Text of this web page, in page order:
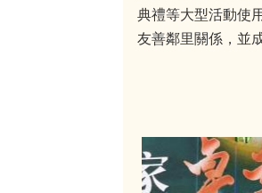
典禮等大型活動使
友善鄰里關係，並